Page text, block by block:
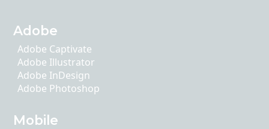
Adobe
Adobe Captivate
Adobe Illustrator
Adobe InDesign
Adobe Photoshop
Mobile